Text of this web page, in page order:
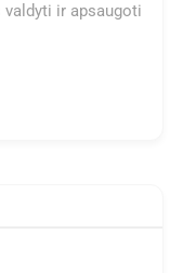
ir apsaugoti